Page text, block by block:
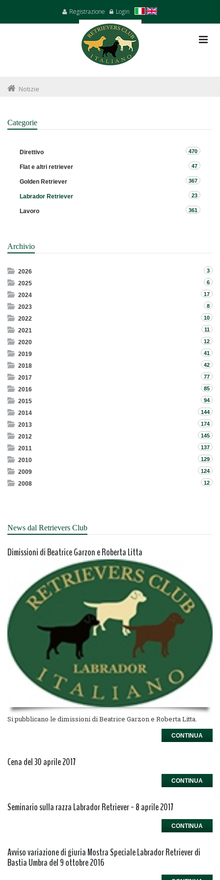
Registrazione Login
Notizie
Categorie
Direttivo 470
Flat e altri retriever 47
Golden Retriever 367
Labrador Retriever 23
Lavoro 361
Archivio
2026 3
2025 6
2024 17
2023 8
2022 10
2021 11
2020 12
2019 41
2018 42
2017 77
2016 85
2015 94
2014 144
2013 174
2012 145
2011 137
2010 129
2009 124
2008 12
News dal Retrievers Club
Dimissioni di Beatrice Garzon e Roberta Litta
Si pubblicano le dimissioni di Beatrice Garzon e Roberta Litta.
CONTINUA
Cena del 30 aprile 2017
CONTINUA
Seminario sulla razza Labrador Retriever - 8 aprile 2017
CONTINUA
Avviso variazione di giuria Mostra Speciale Labrador Retriever di
Bastia Umbra del 9 ottobre 2016